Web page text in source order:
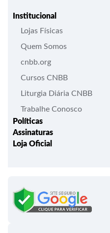
Institucional
Lojas Físicas
Quem Somos
cnbb.org
Cursos CNBB
Liturgia Diária CNBB
Trabalhe Conosco
Políticas
Trocas e Devoluções
Assinaturas
Liturgia Igreja em Oração
Roteiros Homiléticos
Folhetos e Partituras
Loja Oficial
Bíblias - Tradução Oficial
Campanha da Fraternidade